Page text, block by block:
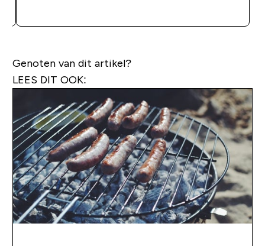
Genoten van dit artikel?
LEES DIT OOK: